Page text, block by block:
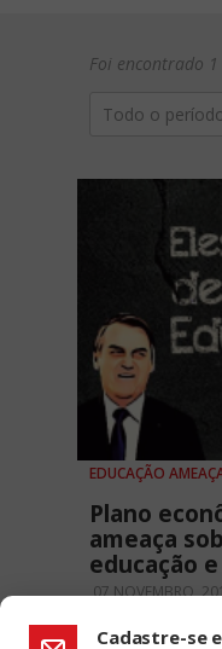
Foi encontrado
Todo o
EDUCAÇÃO
Plano
ameaça
educação
07 NOVEMBRO,
Cadastre-se